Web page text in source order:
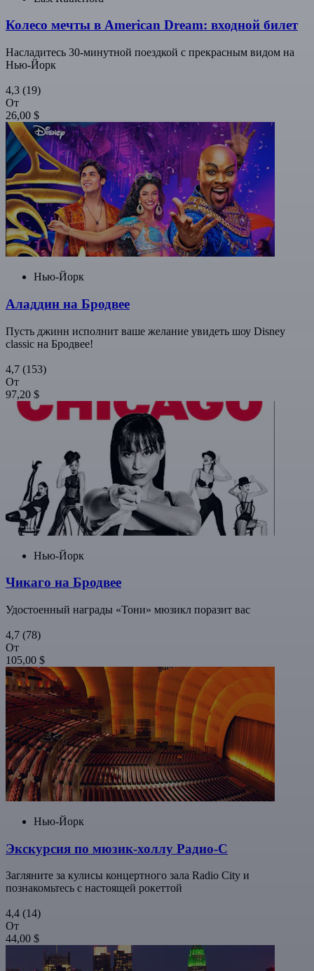
Колесо мечты в American Dream: входной билет
Насладитесь 30-минутной поездкой с прекрасным видом на
Нью-Йорк
4,3 (19)
От
26,00 $
Нью-Йорк
Аладдин на Бродвее
Пусть джинн исполнит ваше желание увидеть шоу Disney
classic на Бродвее!
4,7 (153)
От
97,20 $
Нью-Йорк
Чикаго на Бродвее
Удостоенный награды «Тони» мюзикл поразит вас
4,7 (78)
От
105,00 $
Нью-Йорк
Экскурсия по мюзик-холлу Радио-С
Загляните за кулисы концертного зала Radio City и
познакомьтесь с настоящей рокеттой
4,4 (14)
От
44,00 $